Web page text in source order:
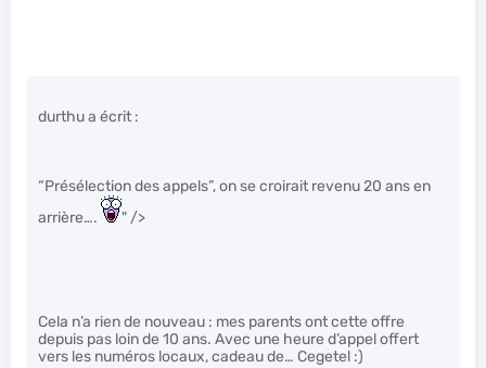
durthu a écrit :
“Présélection des appels”, on se croirait revenu 20 ans en
arrière….
" />
Cela n’a rien de nouveau : mes parents ont cette offre
depuis pas loin de 10 ans. Avec une heure d’appel offert
vers les numéros locaux, cadeau de… Cegetel :)